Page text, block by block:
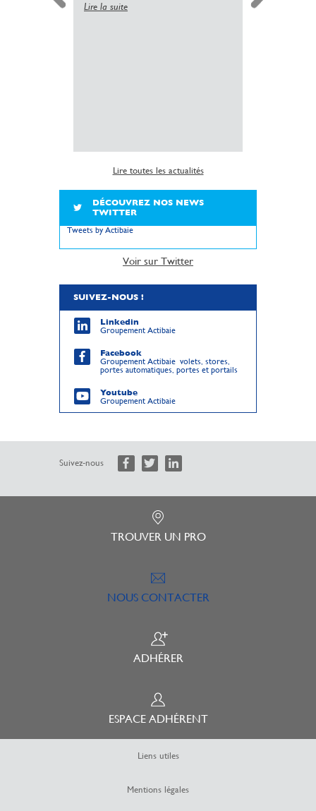
Lire la suite
Lire toutes les actualités
DÉCOUVREZ NOS NEWS
TWITTER
Tweets by Actibaie
Voir sur Twitter
SUIVEZ-NOUS !
Linkedin
Groupement Actibaie
Facebook
Groupement Actibaie volets, stores,
portes automatiques, portes et portails
Youtube
Groupement Actibaie
Suivez-nous
TROUVER UN PRO
NOUS CONTACTER
ADHÉRER
ESPACE ADHÉRENT
Liens utiles
Mentions légales